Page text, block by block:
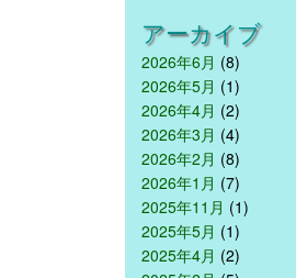
アーカイブ
2026年6月 (8)
2026年5月 (1)
2026年4月 (2)
2026年3月 (4)
2026年2月 (8)
2026年1月 (7)
2025年11月 (1)
2025年5月 (1)
2025年4月 (2)